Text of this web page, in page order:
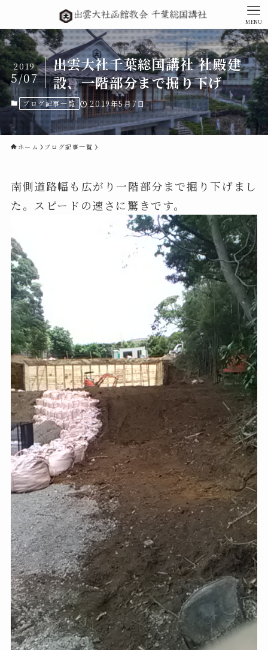
MENU
出雲大社千葉総国講社 社殿建
設、一階部分まで掘り下げ
2019
5/07
ブログ記事一覧 2019年5月7日
ホーム ブログ記事一覧
南側道路幅も広がり一階部分まで掘り下げまし
た。スピードの速さに驚きです。